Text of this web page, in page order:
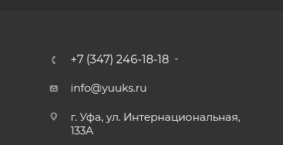
+7 (347) 246-18-18
info@yuuks.ru
г. Уфа, ул. Интернациональная,
133А